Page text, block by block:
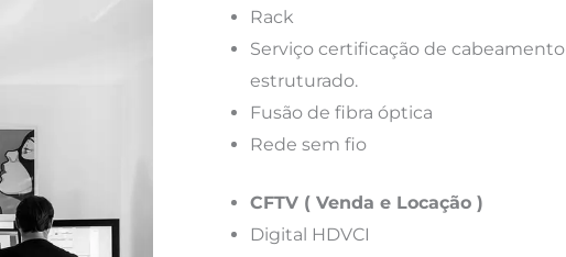
Rack
Serviço certificação de cabeamento
estruturado.
Fusão de fibra óptica
Rede sem fio
CFTV ( Venda e Locação )
Digital HDVCI